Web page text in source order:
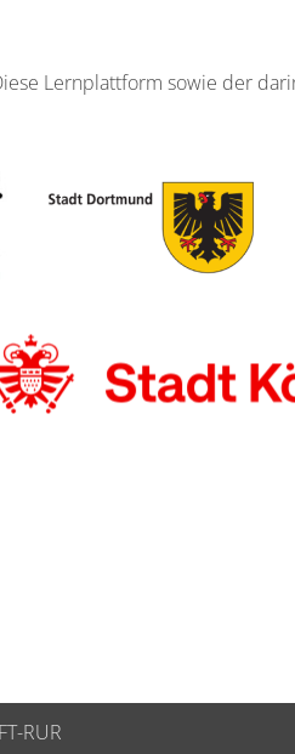
Lernplattform sowie der
RUR